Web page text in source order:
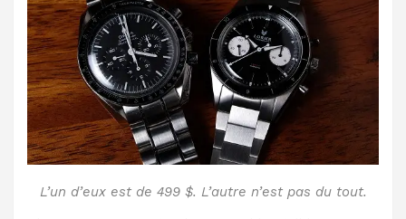
L’un d’eux est de 499 $. L’autre n’est pas du tout.